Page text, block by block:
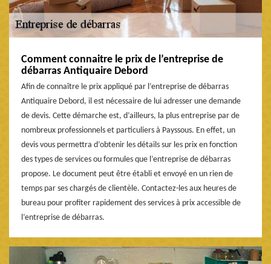
Comment connaitre le prix de l’entreprise de
débarras Antiquaire Debord
Afin de connaître le prix appliqué par l’entreprise de débarras
Antiquaire Debord, il est nécessaire de lui adresser une demande
de devis. Cette démarche est, d’ailleurs, la plus entreprise par de
nombreux professionnels et particuliers à Payssous. En effet, un
devis vous permettra d’obtenir les détails sur les prix en fonction
des types de services ou formules que l’entreprise de débarras
propose. Le document peut être établi et envoyé en un rien de
temps par ses chargés de clientèle. Contactez-les aux heures de
bureau pour profiter rapidement des services à prix accessible de
l’entreprise de débarras.